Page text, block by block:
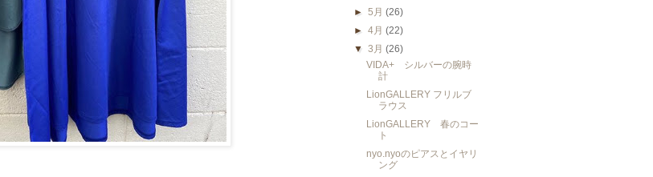
►5月(26)
►4月(22)
▼3月(26)
VIDA+ シルバーの腕時
計
LionGALLERY フリルブ
ラウス
LionGALLERY 春のコー
ト
nyo.nyoのピアスとイヤリ
ング